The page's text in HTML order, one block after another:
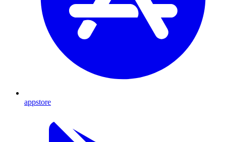
appstore